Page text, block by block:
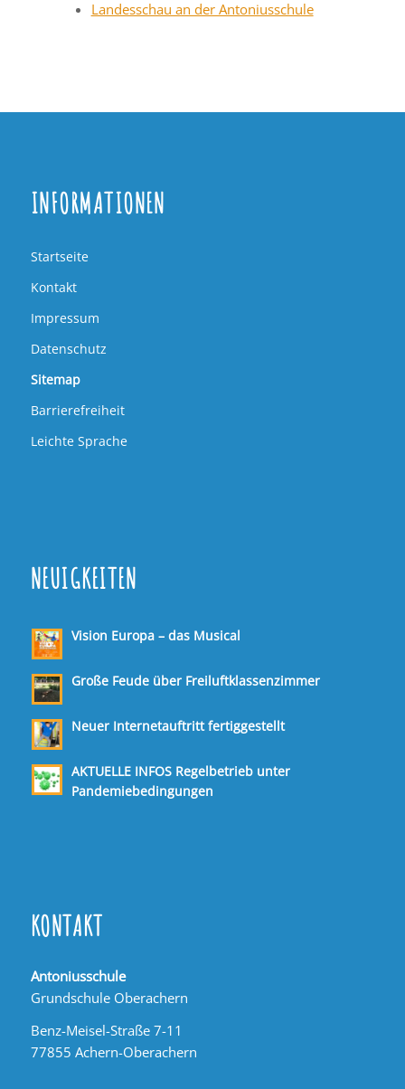
Landesschau an der Antoniusschule
INFORMATIONEN
Startseite
Kontakt
Impressum
Datenschutz
Sitemap
Barrierefreiheit
Leichte Sprache
NEUIGKEITEN
Vision Europa – das Musical
Große Feude über Freiluftklassenzimmer
Neuer Internetauftritt fertiggestellt
AKTUELLE INFOS Regelbetrieb unter
Pandemiebedingungen
KONTAKT
Antoniusschule
Grundschule Oberachern
Benz-Meisel-Straße 7-11
77855 Achern-Oberachern